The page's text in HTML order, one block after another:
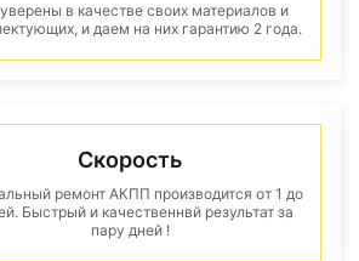
в качестве своих материалов и
и даем на них гарантию 2 года.
Скорость
ремонт АКПП производится от 1 до
Быстрый и качественнвй результат за
пару дней !